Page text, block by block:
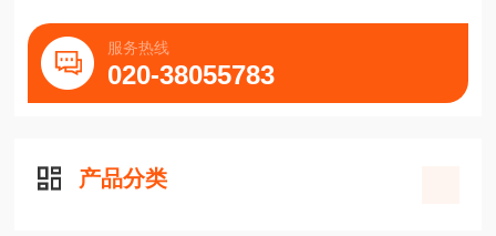
服务热线
020-38055783
产品分类